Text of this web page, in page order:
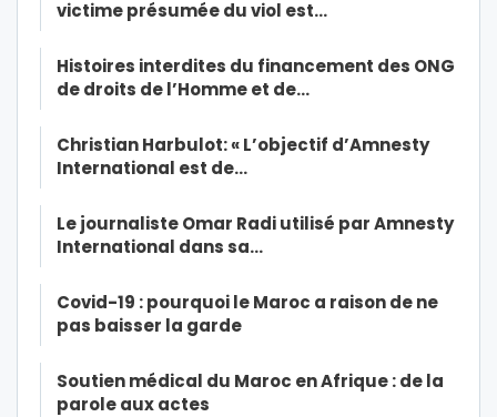
victime présumée du viol est…
Histoires interdites du financement des ONG
de droits de l’Homme et de…
Christian Harbulot: « L’objectif d’Amnesty
International est de…
Le journaliste Omar Radi utilisé par Amnesty
International dans sa…
Covid-19 : pourquoi le Maroc a raison de ne
pas baisser la garde
Soutien médical du Maroc en Afrique : de la
parole aux actes